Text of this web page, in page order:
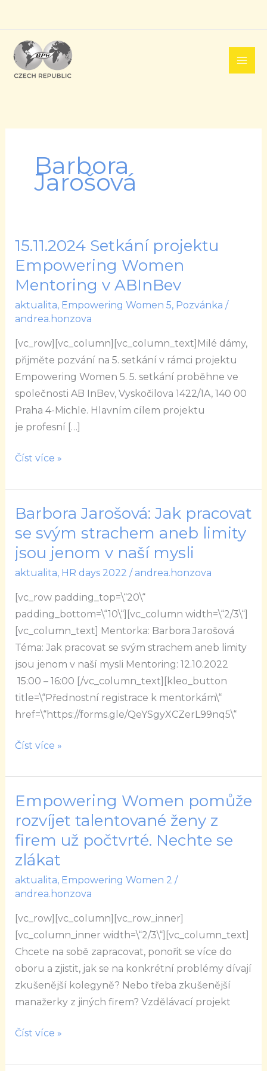
obsah
Barbora
Jarošová
15.11.2024 Setkání projektu
Empowering Women
Mentoring v ABInBev
aktualita, Empowering Women 5, Pozvánka /
andrea.honzova
[vc_row][vc_column][vc_column_text]Milé dámy,
přijměte pozvání na 5. setkání v rámci projektu
Empowering Women 5. 5. setkání proběhne ve
společnosti AB InBev, Vyskočilova 1422/1A, 140 00
Praha 4-Michle. Hlavním cílem projektu
je profesní […]
15.11.2024
Setkání
projektu
Empowering
Women
v
ABInBev
Číst více »
Barbora Jarošová: Jak pracovat
se svým strachem aneb limity
jsou jenom v naší mysli
aktualita, HR days 2022 / andrea.honzova
[vc_row padding_top=\“20\“
padding_bottom=\“10\“][vc_column width=\“2/3\“]
[vc_column_text] Mentorka: Barbora Jarošová
Téma: Jak pracovat se svým strachem aneb limity
jsou jenom v naší mysli Mentoring: 12.10.2022
15:00 – 16:00 [/vc_column_text][kleo_button
title=\“Přednostní registrace k mentorkám\“
href=\“https://forms.gle/QeYSgyXCZerL99nq5\“
Barbora
Jarošová:
Jak
pracovat
se
svým
strachem
aneb
limity
jsou
jenom
v
naší
Číst více »
Empowering Women pomůže
rozvíjet talentované ženy z
firem už počtvrté. Nechte se
zlákat
aktualita, Empowering Women 2 /
andrea.honzova
[vc_row][vc_column][vc_row_inner]
[vc_column_inner width=\“2/3\“][vc_column_text]
Chcete na sobě zapracovat, ponořit se více do
oboru a zjistit, jak se na konkrétní problémy dívají
zkušenější kolegyně? Nebo třeba zkušenější
manažerky z jiných firem? Vzdělávací projekt
Empowering
Women
pomůže
rozvíjet
talentované
ženy
z
firem
už
počtvrté.
Nechte
se
zlákat
Číst více »